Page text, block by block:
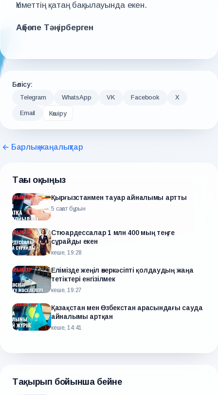
Үкіметтің қатаң бақылауында екен.
Ақбөпе Тәңірберген
Бөлісу:
Telegram WhatsApp VK Facebook X
Email Көшіру
← Барлық жаңалықтар
Тағы оқыңыз
Қырғызстанмен тауар айналымы артты
5 сағат бұрын
Стюардессалар 1 млн 400 мың теңге
сұрайды екен
кеше, 19:28
Елімізде жеңіл өнеркәсіпті қолдаудың жаңа
тетіктері енгізілмек
кеше, 19:27
Қазақстан мен Өзбекстан арасындағы сауда
айналымы артқан
кеше, 14:41
Тақырып бойынша бейне